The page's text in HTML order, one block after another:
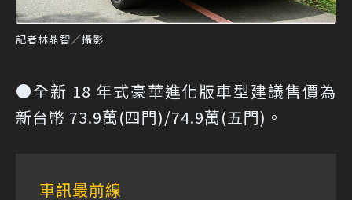
記者林鼎智／攝影
●全新 18 年式豪華進化版車型建議售價為
新台幣 73.9萬(四門)/74.9萬(五門)。
車訊最前線